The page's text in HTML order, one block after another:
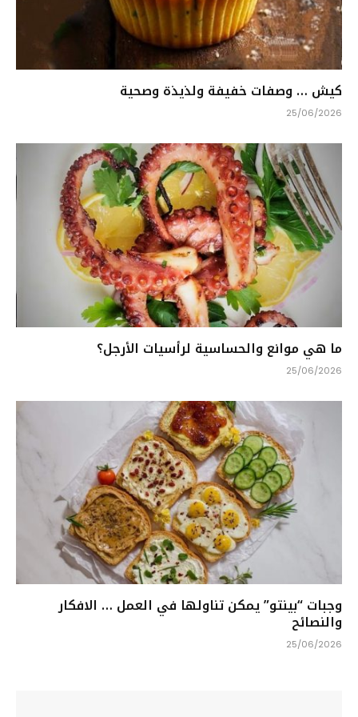
كيش … وصفات خفيفة ولذيذة وصحية
25/06/2026
ما هي موانع والحساسية لرأسيات الأرجل؟
25/06/2026
وجبات “بينتو” يمكن تناولها في العمل … الافكار
والنصائح
25/06/2026